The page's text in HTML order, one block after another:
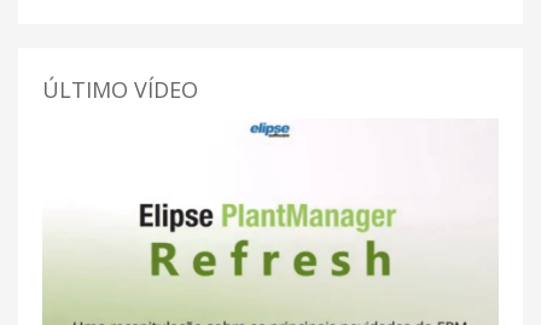
ÚLTIMO VÍDEO